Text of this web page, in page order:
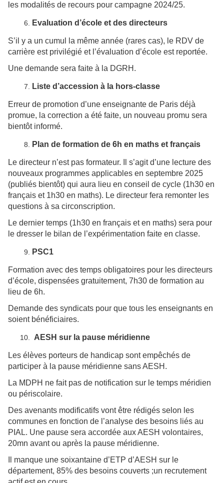
les modalités de recours pour campagne 2024/25.
Evaluation d’école et des directeurs
S’il y a un cumul la même année (rares cas), le RDV de
carrière est privilégié et l’évaluation d’école est reportée.
Une demande sera faite à la DGRH.
Liste d’accession à la hors-classe
Erreur de promotion d’une enseignante de Paris déjà
promue, la correction a été faite, un nouveau promu sera
bientôt informé.
Plan de formation de 6h en maths et français
Le directeur n’est pas formateur. Il s’agit d’une lecture des
nouveaux programmes applicables en septembre 2025
(publiés bientôt) qui aura lieu en conseil de cycle (1h30 en
français et 1h30 en maths). Le directeur fera remonter les
questions à sa circonscription.
Le dernier temps (1h30 en français et en maths) sera pour
le dresser le bilan de l’expérimentation faite en classe.
PSC1
Formation avec des temps obligatoires pour les directeurs
d’école, dispensées gratuitement, 7h30 de formation au
lieu de 6h.
Demande des syndicats pour que tous les enseignants en
soient bénéficiaires.
AESH sur la pause méridienne
Les élèves porteurs de handicap sont empêchés de
participer à la pause méridienne sans AESH.
La MDPH ne fait pas de notification sur le temps méridien
ou périscolaire.
Des avenants modificatifs vont être rédigés selon les
communes en fonction de l’analyse des besoins liés au
PIAL. Une pause sera accordée aux AESH volontaires,
20mn avant ou après la pause méridienne.
Il manque une soixantaine d’ETP d’AESH sur le
département, 85% des besoins couverts ;un recrutement